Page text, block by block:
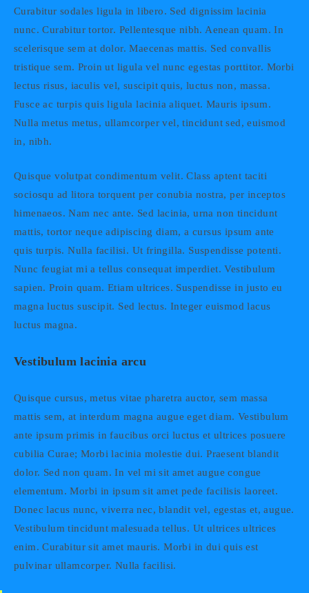
Curabitur sodales ligula in libero. Sed dignissim lacinia
nunc. Curabitur tortor. Pellentesque nibh. Aenean quam. In
scelerisque sem at dolor. Maecenas mattis. Sed convallis
tristique sem. Proin ut ligula vel nunc egestas porttitor. Morbi
lectus risus, iaculis vel, suscipit quis, luctus non, massa.
Fusce ac turpis quis ligula lacinia aliquet. Mauris ipsum.
Nulla metus metus, ullamcorper vel, tincidunt sed, euismod
in, nibh.
Quisque volutpat condimentum velit. Class aptent taciti
sociosqu ad litora torquent per conubia nostra, per inceptos
himenaeos. Nam nec ante. Sed lacinia, urna non tincidunt
mattis, tortor neque adipiscing diam, a cursus ipsum ante
quis turpis. Nulla facilisi. Ut fringilla. Suspendisse potenti.
Nunc feugiat mi a tellus consequat imperdiet. Vestibulum
sapien. Proin quam. Etiam ultrices. Suspendisse in justo eu
magna luctus suscipit. Sed lectus. Integer euismod lacus
luctus magna.
Vestibulum lacinia arcu
Quisque cursus, metus vitae pharetra auctor, sem massa
mattis sem, at interdum magna augue eget diam. Vestibulum
ante ipsum primis in faucibus orci luctus et ultrices posuere
cubilia Curae; Morbi lacinia molestie dui. Praesent blandit
dolor. Sed non quam. In vel mi sit amet augue congue
elementum. Morbi in ipsum sit amet pede facilisis laoreet.
Donec lacus nunc, viverra nec, blandit vel, egestas et, augue.
Vestibulum tincidunt malesuada tellus. Ut ultrices ultrices
enim. Curabitur sit amet mauris. Morbi in dui quis est
pulvinar ullamcorper. Nulla facilisi.